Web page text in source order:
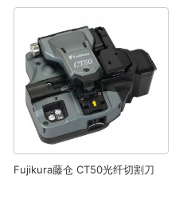
Fujikura藤仓 CT50光纤切割刀